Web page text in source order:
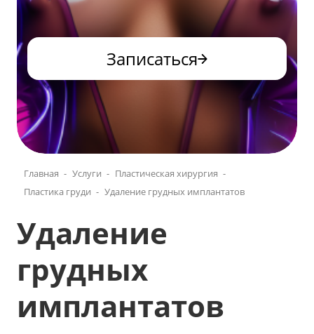
Записаться
Главная Услуги
Пластическая хирургия
Пластика груди
Удаление грудных имплантатов
Удаление
грудных
имплантатов